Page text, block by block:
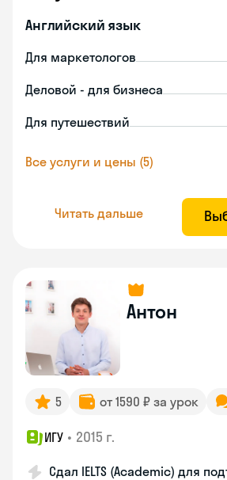
Английский язык
Для маркетологов
Деловой - для бизнеса
Для путешествий
Все услуги и цены (5)
Читать дальше
Антон
5 от 1590 ₽ за урок
ИГУ • 2015 г.
Сдал IELTS (Academic) для